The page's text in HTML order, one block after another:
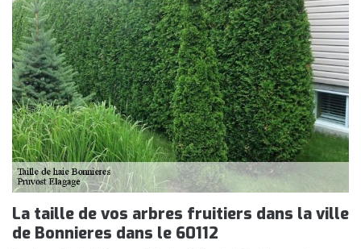
La taille de vos arbres fruitiers dans la ville
de Bonnieres dans le 60112